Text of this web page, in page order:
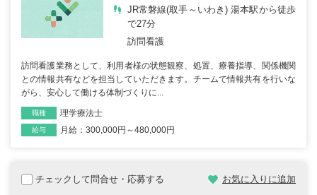
JR常磐線(取手～いわき) 湯本駅から徒歩
で27分
訪問看護
訪問看護業務として、利用者様の状態観察、処置、療養指導、関係機関
との情報共有などを担当していただきます。チームで情報共有を行いな
がら、安心して働ける体制づくりに...
職種 理学療法士
雇用形態
給与 月給：300,000円～480,000円
チェックして問合せ・応募する お気に入りに追加